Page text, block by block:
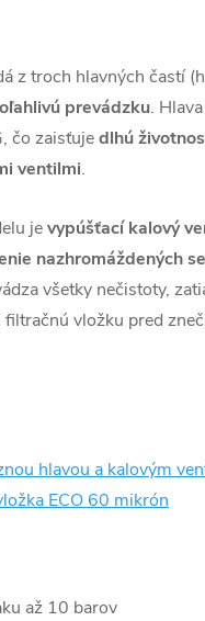
z troch hlavných častí
prevádzku.
čo zaisťujedlhú
ventilmi.
jevypúšťací kalový
nazhromáždených
všetky nečistoty,
vložku pred
hlavou a kalovým
ECO 60 mikrón
až 10 barov